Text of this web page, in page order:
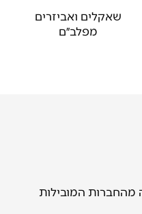
שאקלים ואביזרים
מפלב״ם
מהחברות המובילות